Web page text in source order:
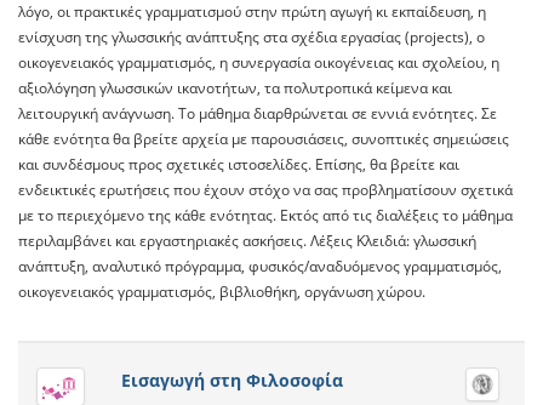
λόγο, οι πρακτικές γραμματισμού στην πρώτη αγωγή κι εκπαίδευση, η
ενίσχυση της γλωσσικής ανάπτυξης στα σχέδια εργασίας (projects), ο
οικογενειακός γραμματισμός, η συνεργασία οικογένειας και σχολείου, η
αξιολόγηση γλωσσικών ικανοτήτων, τα πολυτροπικά κείμενα και
λειτουργική ανάγνωση. Το μάθημα διαρθρώνεται σε εννιά ενότητες. Σε
κάθε ενότητα θα βρείτε αρχεία με παρουσιάσεις, συνοπτικές σημειώσεις
και συνδέσμους προς σχετικές ιστοσελίδες. Επίσης, θα βρείτε και
ενδεικτικές ερωτήσεις που έχουν στόχο να σας προβληματίσουν σχετικά
με το περιεχόμενο της κάθε ενότητας. Εκτός από τις διαλέξεις το μάθημα
περιλαμβάνει και εργαστηριακές ασκήσεις. Λέξεις Κλειδιά: γλωσσική
ανάπτυξη, αναλυτικό πρόγραμμα, φυσικός/αναδυόμενος γραμματισμός,
οικογενειακός γραμματισμός, βιβλιοθήκη, οργάνωση χώρου.
Εισαγωγή στη Φιλοσοφία